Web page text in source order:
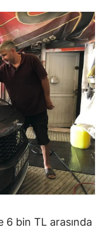
bin TL arasında